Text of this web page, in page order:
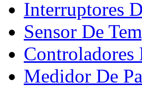
Interruptores
Sensor De
Controladores
Medidor De